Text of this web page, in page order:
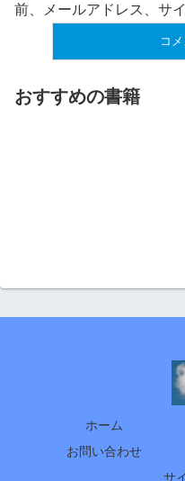
前、メールアドレス、サ
おすすめの書籍
ホーム
お問い合わせ
サ